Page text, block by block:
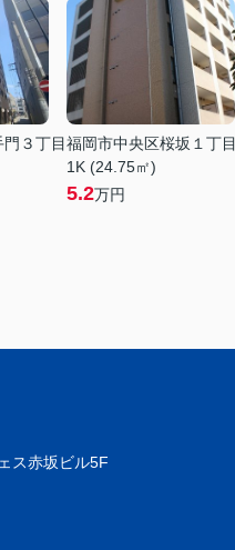
３丁目福岡市中央区桜坂１丁目
1K (24.75㎡)
5.2万円
ス赤坂ビル5F